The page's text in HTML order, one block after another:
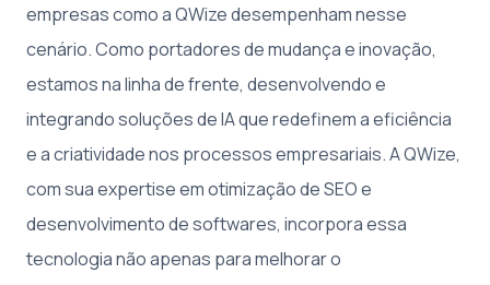
empresas como a QWize desempenham nesse
cenário. Como portadores de mudança e inovação,
estamos na linha de frente, desenvolvendo e
integrando soluções de IA que redefinem a eficiência
e a criatividade nos processos empresariais. A QWize,
com sua expertise em otimização de SEO e
desenvolvimento de softwares, incorpora essa
tecnologia não apenas para melhorar o